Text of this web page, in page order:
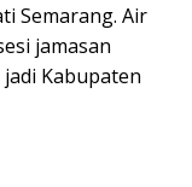
Semarang. Air
jamasan
Kabupaten